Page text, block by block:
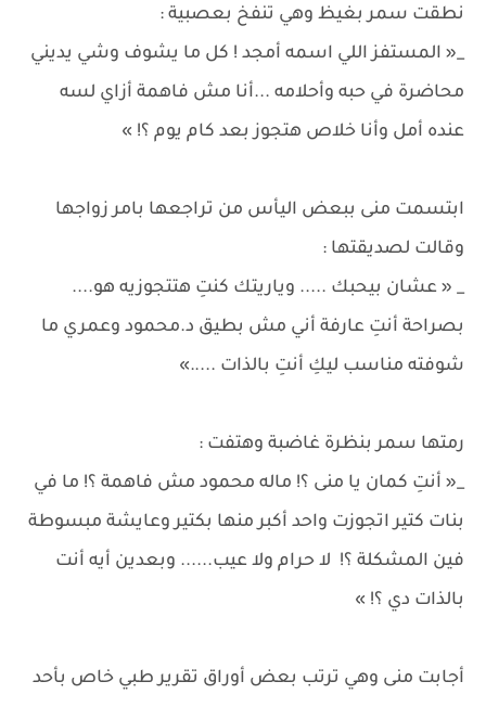
نطقت سمر بغيظ وهي تنفخ بعصبية :
_« المستفز اللي اسمه أمجد ! كل ما يشوف وشي يديني
محاضرة في حبه وأحلامه ...أنا مش فاهمة أزاي لسه
عنده أمل وأنا خلاص هتجوز بعد كام يوم ؟! »
ابتسمت منى ببعض اليأس من تراجعها بامر زواجها
وقالت لصديقتها :
_ « عشان بيحبك ..... وياريتك كنتِ هتتجوزيه هو....
بصراحة أنتِ عارفة أني مش بطيق د.محمود وعمري ما
شوفته مناسب ليكِ أنتِ بالذات .....»
رمتها سمر بنظرة غاضبة وهتفت :
_« أنتِ كمان يا منى ؟! ماله محمود مش فاهمة ؟! ما في
بنات كتير اتجوزت واحد أكبر منها بكتير وعايشة مبسوطة
فين المشكلة ؟! لا حرام ولا عيب...... وبعدين أيه أنت
بالذات دي ؟! »
أجابت منى وهي ترتب بعض أوراق تقرير طبي خاص بأحد